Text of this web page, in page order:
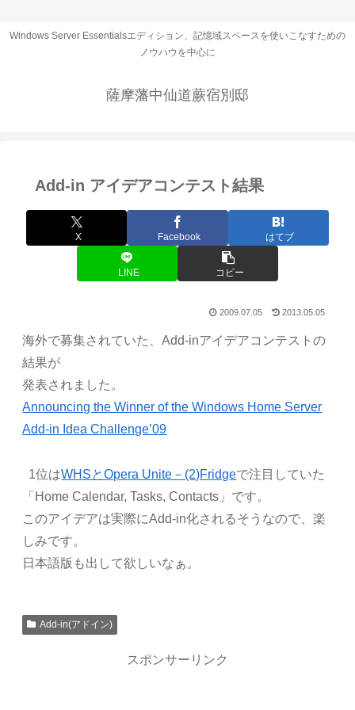
Windows Server Essentialsエディション、記憶域スペースを使いこなすための
ノウハウを中心に
薩摩藩中仙道蕨宿別邸
Add-in アイデアコンテスト結果
X Facebook はてブ
LINE コピー
2009.07.05 2013.05.05
海外で募集されていた、Add-inアイデアコンテストの
結果が
発表されました。
Announcing the Winner of the Windows Home Server
Add-in Idea Challenge’09
1位はWHSとOpera Unite－(2)Fridgeで注目していた
「Home Calendar, Tasks, Contacts」です。
このアイデアは実際にAdd-in化されるそうなので、楽
しみです。
日本語版も出して欲しいなぁ。
Add-in(アドイン)
スポンサーリンク